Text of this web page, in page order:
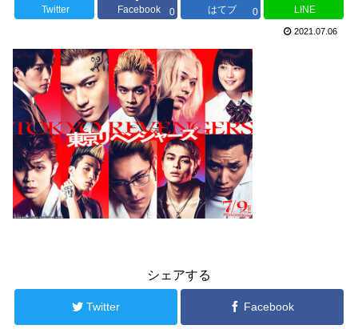
Twitter Facebook 0 はてブ 0 LINE
2021.07.06
シェアする
Twitter Facebook